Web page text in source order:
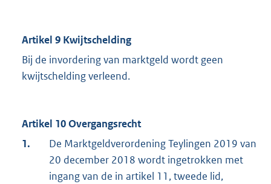
Artikel 9 Kwijtschelding
Bij de invordering van marktgeld wordt geen
kwijtschelding verleend.
Artikel 10 Overgangsrecht
1.
De Marktgeldverordening Teylingen 2019 van
20 december 2018 wordt ingetrokken met
ingang van de in artikel 11, tweede lid,